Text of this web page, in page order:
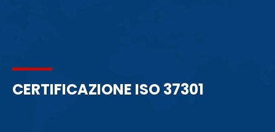
CERTIFICAZIONE ISO 37301